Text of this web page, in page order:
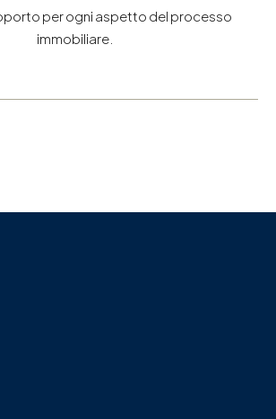
per ogni aspetto del processo
immobiliare.